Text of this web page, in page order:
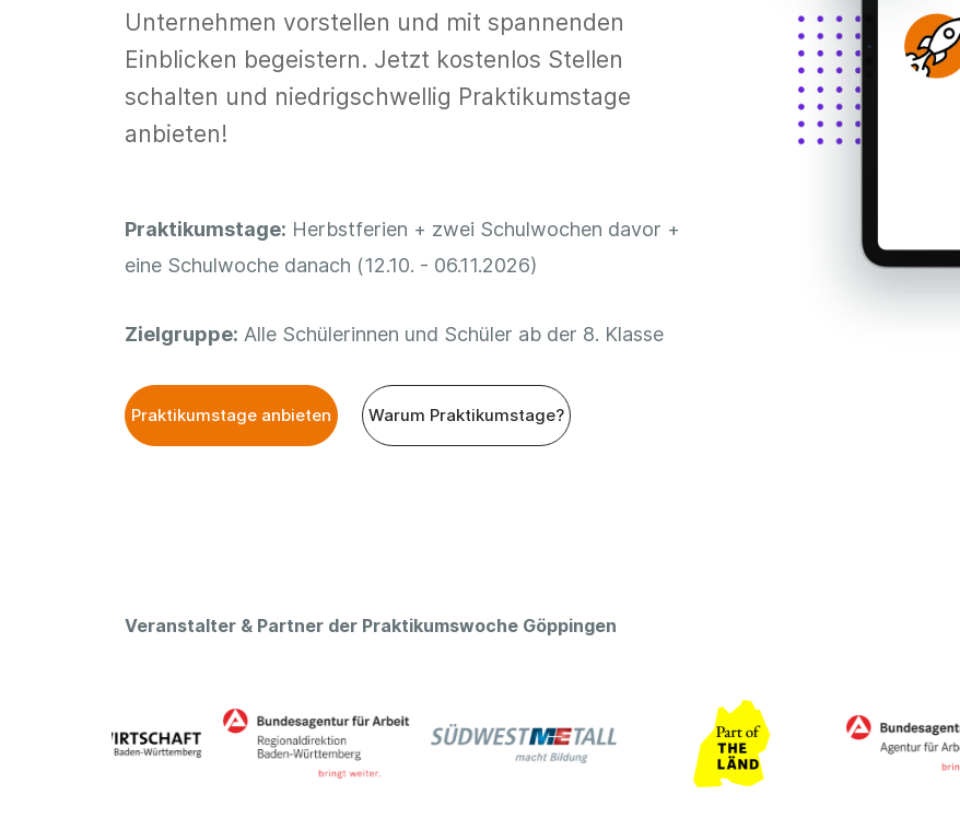
Unternehmen vorstellen und mit spannenden
Einblicken begeistern. Jetzt kostenlos Stellen
schalten und niedrigschwellig Praktikumstage
anbieten!
Praktikumstage: Herbstferien + zwei Schulwochen davor +
eine Schulwoche danach (12.10. - 06.11.2026)
Zielgruppe: Alle Schülerinnen und Schüler ab der 8. Klasse
Praktikumstage anbieten Warum Praktikumstage?
Veranstalter & Partner der Praktikumswoche Göppingen